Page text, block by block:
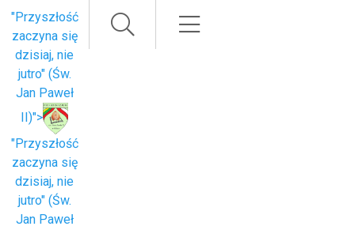
"Przyszłość
zaczyna się
dzisiaj, nie
jutro" (Św.
Jan Paweł
II)">
"Przyszłość
zaczyna się
dzisiaj, nie
jutro" (Św.
Jan Paweł